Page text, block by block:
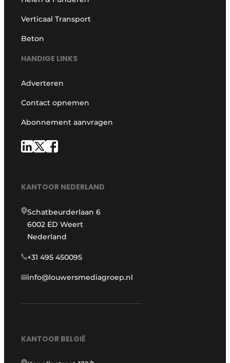
Verticaal Transport
Beton
HANDIGE LINKS
Adverteren
Contact opnemen
Abonnement aanvragen
KANTOOR NEDERLAND
Schatbeurderlaan 6
6002 ED Weert
Nederland
+31 495 450095
info@louwersmediagroep.nl
KANTOOR BELGIË